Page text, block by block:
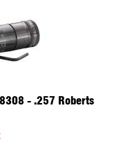
- .257 Roberts